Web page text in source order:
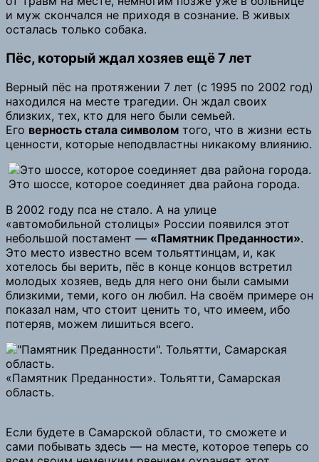
и муж скончался не приходя в сознание. В живых
осталась только собака.
Пёс, который ждал хозяев ещё 7 лет
Верный пёс на протяжении 7 лет (с 1995 по 2002 год)
находился на месте трагедии. Он ждал своих
близких, тех, кто для него были семьей.
Его верность стала символом того, что в жизни есть
ценности, которые неподвластны никакому влиянию.
Это шоссе, которое соединяет два района города.
В 2002 году пса не стало. А на улице
«автомобильной столицы» России появился этот
небольшой постамент — «Памятник Преданности».
Это место известно всем тольяттинцам, и, как
хотелось бы верить, пёс в конце концов встретил
молодых хозяев, ведь для него они были самыми
близкими, теми, кого он любил. На своём примере он
показал нам, что стоит ценить то, что имеем, ибо
потеряв, можем лишиться всего.
«Памятник Преданности». Тольятти, Самарская
область.
Если будете в Самарской области, то сможете и
сами побывать здесь — на месте, которое теперь со